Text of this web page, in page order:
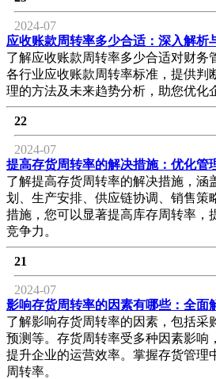
2024-07
应收账款周转率多少合适：深入解析
了解应收账款周转率多少合适对财务
各行业应收账款周转率标准，提供判
理的方法及未来趋势分析，助您优化
22
2024-07
提高存货周转率的解决措施：优化管
了解提高存货周转率的解决措施，涵
划、生产安排、供应链协调、销售策
措施，您可以显著提高库存周转率，
竞争力。
21
2024-07
影响存货周转率的因素有哪些：全面
了解影响存货周转率的因素，包括采
预测等。存货周转率受多种因素影响
提升企业的运营效率。掌握存货管理
周转率。